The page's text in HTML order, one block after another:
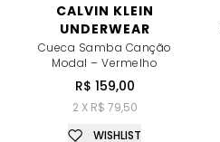
CALVIN KLEIN
UNDERWEAR
Cueca Samba Canção
Modal – Vermelho
R$ 159,00
2 X R$ 79,50
WISHLIST